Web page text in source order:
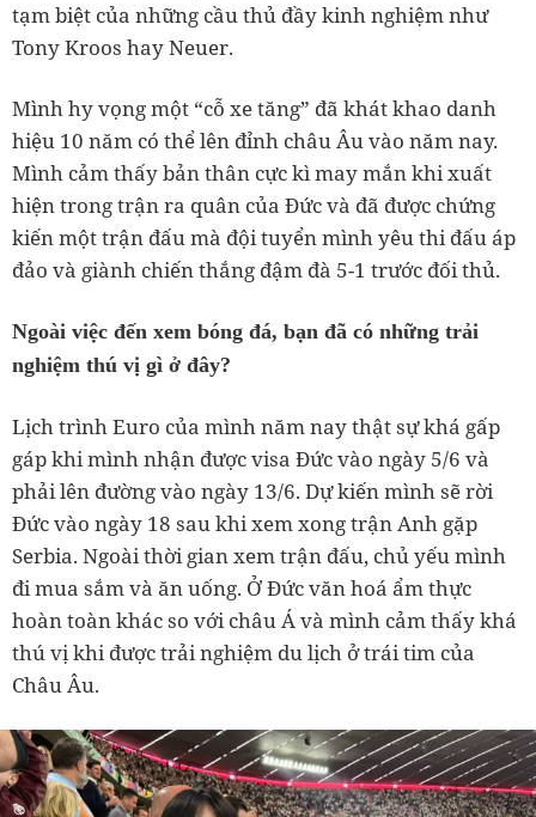
tạm biệt của những cầu thủ đầy kinh nghiệm như
Tony Kroos hay Neuer.
Mình hy vọng một “cỗ xe tăng” đã khát khao danh
hiệu 10 năm có thể lên đỉnh châu Âu vào năm nay.
Mình cảm thấy bản thân cực kì may mắn khi xuất
hiện trong trận ra quân của Đức và đã được chứng
kiến một trận đấu mà đội tuyển mình yêu thi đấu áp
đảo và giành chiến thắng đậm đà 5-1 trước đối thủ.
Ngoài việc đến xem bóng đá, bạn đã có những trải
nghiệm thú vị gì ở đây?
Lịch trình Euro của mình năm nay thật sự khá gấp
gáp khi mình nhận được visa Đức vào ngày 5/6 và
phải lên đường vào ngày 13/6. Dự kiến mình sẽ rời
Đức vào ngày 18 sau khi xem xong trận Anh gặp
Serbia. Ngoài thời gian xem trận đấu, chủ yếu mình
đi mua sắm và ăn uống. Ở Đức văn hoá ẩm thực
hoàn toàn khác so với châu Á và mình cảm thấy khá
thú vị khi được trải nghiệm du lịch ở trái tim của
Châu Âu.